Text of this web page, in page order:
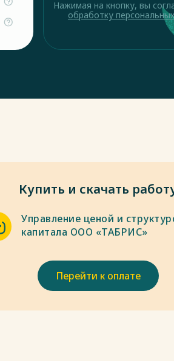
Нажимая на кнопку, вы
обработку
Купить и скачать
Управление ценой и
капитала ООО «ТАБРИС»
Перейти к оплате